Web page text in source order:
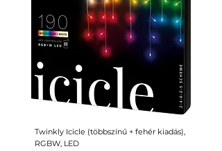
Twinkly Icicle (többszínű + fehér kiadás),
RGBW, LED